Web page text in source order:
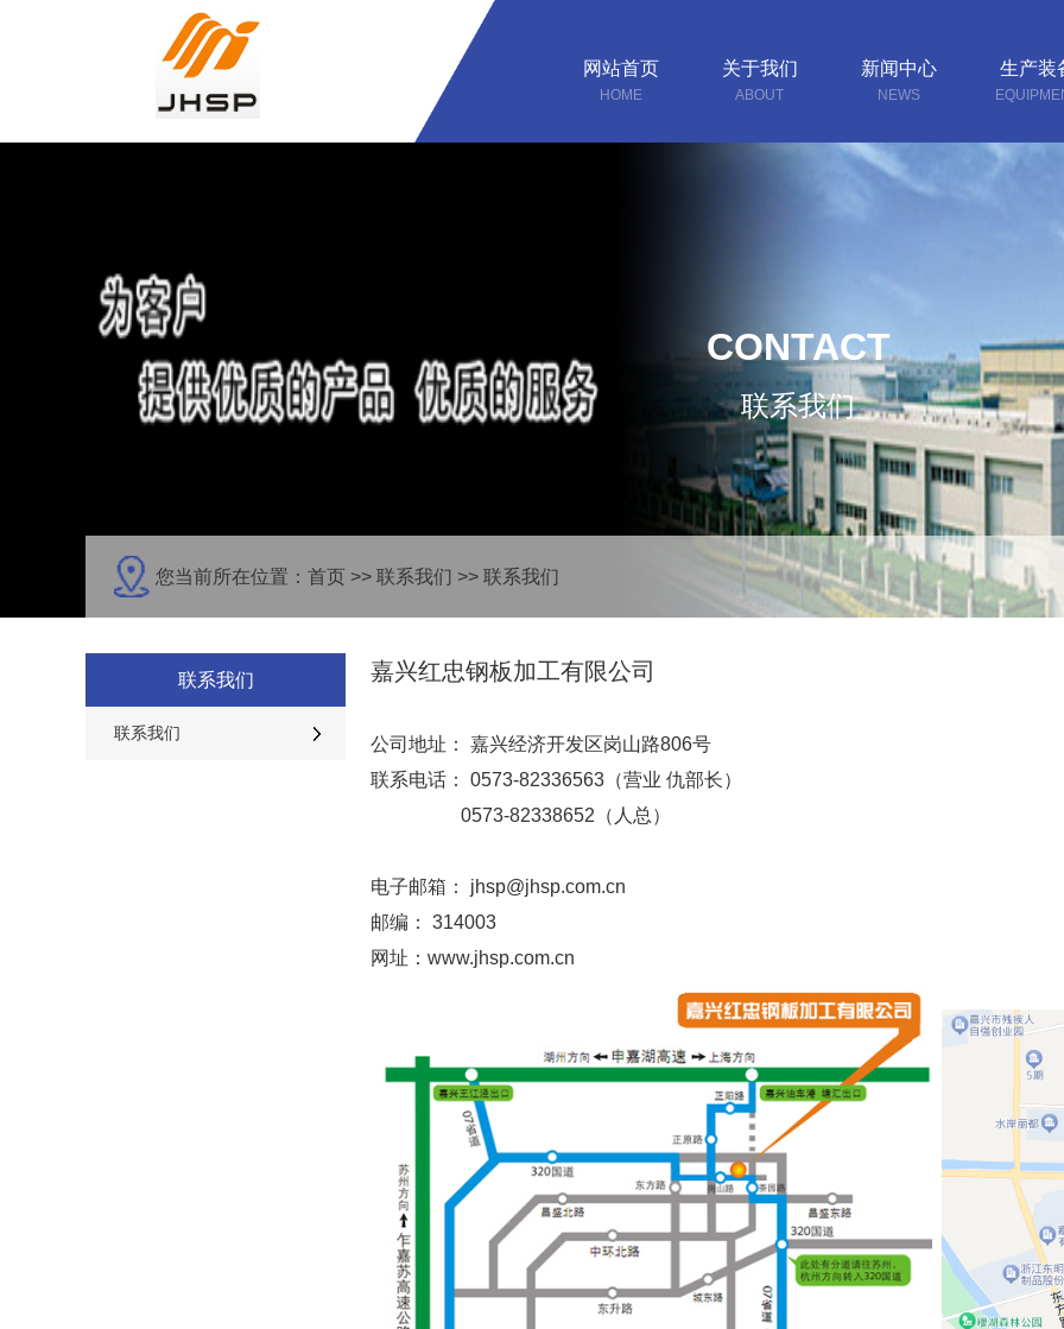
网站首页
HOME
关于我们
ABOUT
新闻中心
NEWS
生产装
CONTACT
联系我们
您当前所在位置： 首页 >> 联系我们 >> 联系我们
联系我们
联系我们
嘉兴红忠钢板加工有限公司
公司地址： 嘉兴经济开发区岗山路806号
联系电话： 0573-82336563（营业 仇部长）
0573-82338652（人总）
电子邮箱： jhsp@jhsp.com.cn
邮编： 314003
网址：www.jhsp.com.cn